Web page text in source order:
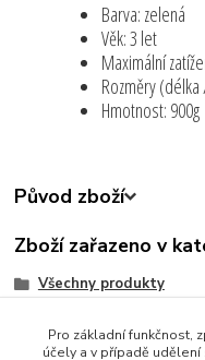
Barva: zelená
Věk: 3 let
Maximální
Rozměry
Hmotnost: 900g
Původ zboží
Zboží zařazeno v
Všechny produkty
Zahrada
Pro základní funkčnost,
účely a v případě